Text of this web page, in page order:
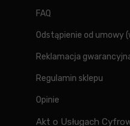
FAQ
Odstąpienie od umowy
Reklamacja
Regulamin sklepu
Opinie
Akt o Usługach